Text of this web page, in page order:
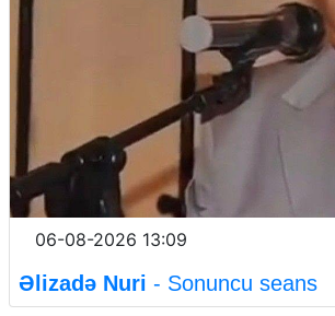
06-08-2026 13:09
Əlizadə Nuri - Sonuncu seans